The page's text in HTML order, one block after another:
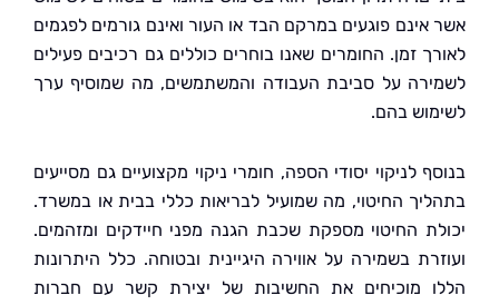
פוגעים במרקם הבד או העור ואינם גורמים לפגמים
זמן. החומרים שאנו בוחרים כוללים גם רכיבים פעילים
על סביבת העבודה והמשתמשים, מה שמוסיף ערך
בהם.
לניקוי יסודי הספה, חומרי ניקוי מקצועיים גם מסייעים
החיטוי, מה שמועיל לבריאות כללי בבית או במשרד.
החיטוי מספקת שכבת הגנה מפני חיידקים ומזהמים.
בשמירה על אווירה היגיינית ובטוחה. כלל היתרונות
מוכיחים את החשיבות של יצירת קשר עם חברות